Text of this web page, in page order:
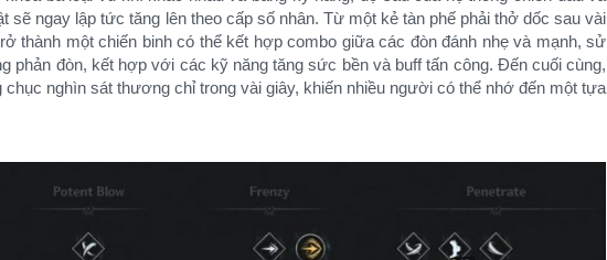
sẽ ngay lập tức tăng lên theo cấp số nhân. Từ một kẻ tàn phế phải thở dốc sau vài
thành một chiến binh có thể kết hợp combo giữa các đòn đánh nhẹ và mạnh, sử
phản đòn, kết hợp với các kỹ năng tăng sức bền và buff tấn công. Đến cuối cùng,
chục nghìn sát thương chỉ trong vài giây, khiến nhiều người có thể nhớ đến một tựa